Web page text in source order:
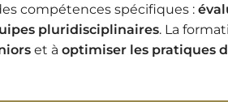
compétences spécifiques :
pluridisciplinaires. La
et àoptimiser les pratiques